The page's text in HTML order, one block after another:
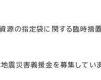
資源の指定袋に関する臨時措
震災害義援金を募集してい